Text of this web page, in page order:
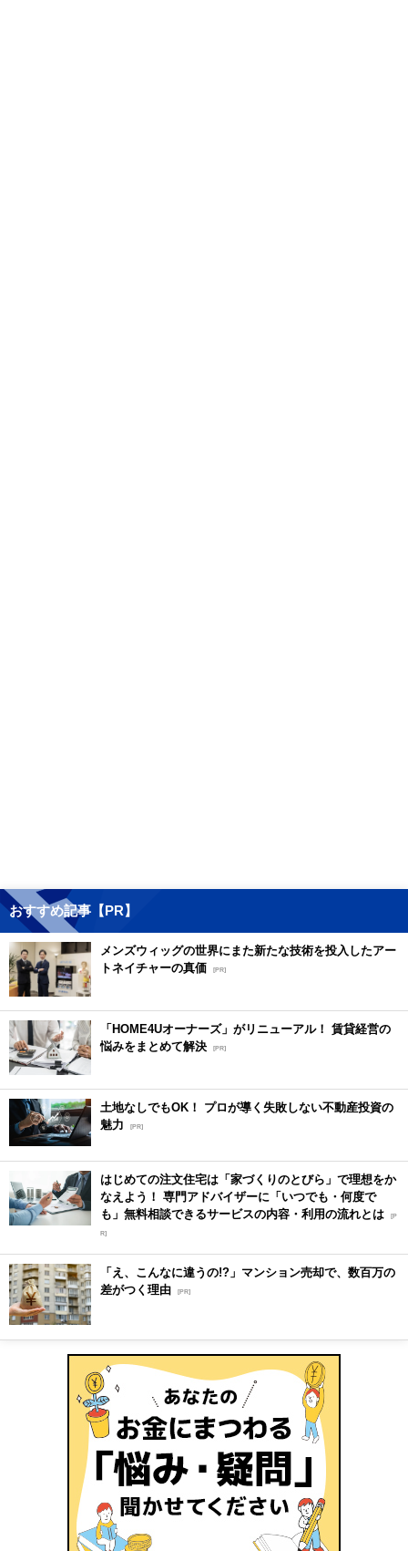
おすすめ記事【PR】
メンズウィッグの世界にまた新たな技術を投入したアー
トネイチャーの真価 [PR]
「HOME4Uオーナーズ」がリニューアル！ 賃貸経営の
悩みをまとめて解決 [PR]
土地なしでもOK！ プロが導く失敗しない不動産投資の
魅力
[PR]
はじめての注文住宅は「家づくりのとびら」で理想をか
なえよう！ 専門アドバイザーに「いつでも・何度で
も」無料相談できるサービスの内容・利用の流れとは [P
R]
「え、こんなに違うの!?」マンション売却で、数百万の
差がつく理由 [PR]